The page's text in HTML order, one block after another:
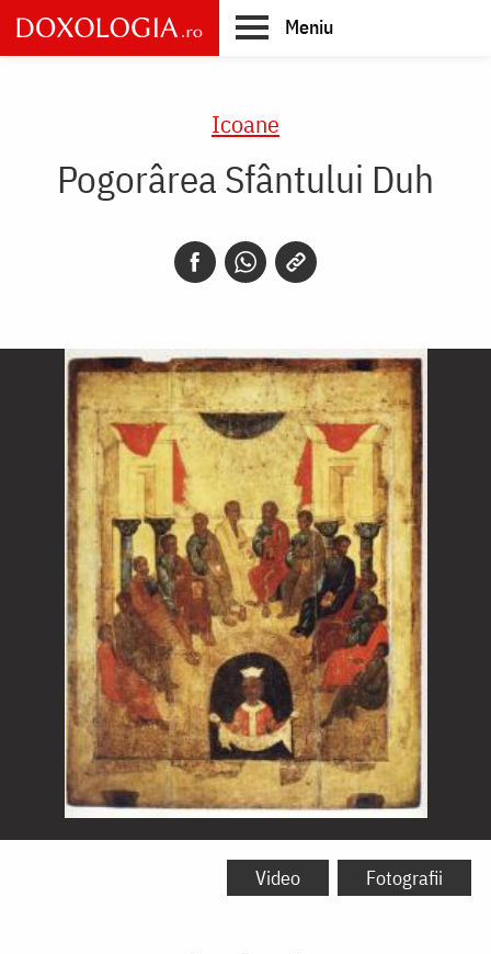
Skip
to
main
Meniu
Icoane
Pogorârea Sfântului Duh
Pogorârea
Video Fotografii